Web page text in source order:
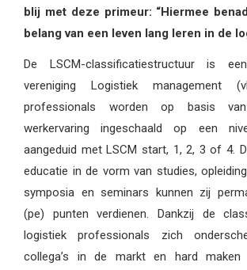
blij met deze primeur: “Hiermee
belang van een leven lang leren in de
De LSCM-classificatiestructuur is
vereniging Logistiek management
professionals worden op basis
werkervaring ingeschaald op een
aangeduid met LSCM start, 1, 2, 3 of 4.
educatie in de vorm van studies,
symposia en seminars kunnen zij
(pe) punten verdienen. Dankzij de
logistiek professionals zich
collega’s in de markt en hard